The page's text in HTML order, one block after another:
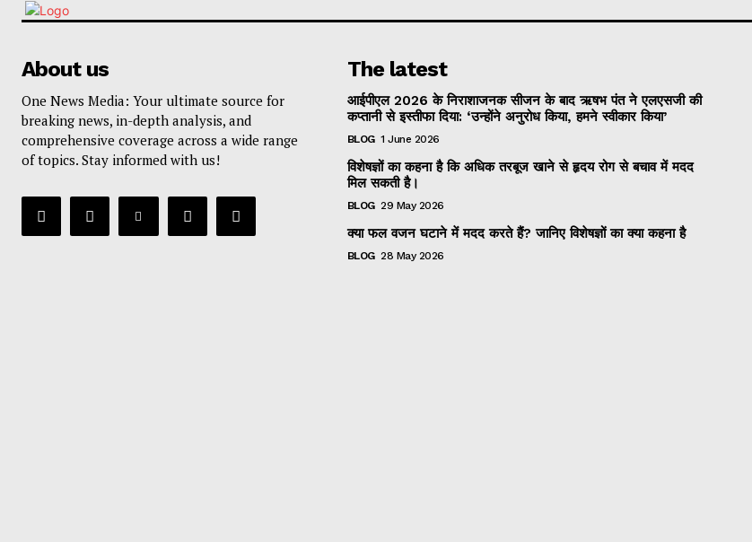
About us
One News Media: Your ultimate source for
breaking news, in-depth analysis, and
comprehensive coverage across a wide range
of topics. Stay informed with us!
The latest
आईपीएल 2026 के निराशाजनक सीजन के बाद ऋषभ पंत ने एलएसजी की
कप्तानी से इस्तीफा दिया: ‘उन्होंने अनुरोध किया, हमने स्वीकार किया’
BLOG 1 June 2026
विशेषज्ञों का कहना है कि अधिक तरबूज खाने से हृदय रोग से बचाव में मदद
मिल सकती है।
BLOG 29 May 2026
क्या फल वजन घटाने में मदद करते हैं? जानिए विशेषज्ञों का क्या कहना है
BLOG 28 May 2026